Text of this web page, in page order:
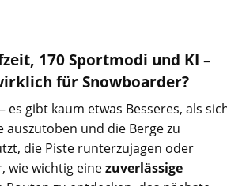
170 Sportmodi und KI –
für Snowboarder?
gibt kaum etwas Besseres, als
und die Berge zu
die Piste runterzujagen oder
wie wichtig einezuverlässige